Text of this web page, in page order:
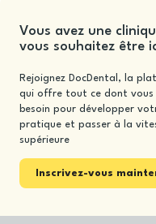
Vous avez une
vous souhaitez être
Rejoignez DocDental, la
qui offre tout ce dont vous
besoin pour développer
pratique et passer à la
supérieure
Inscrivez-vous